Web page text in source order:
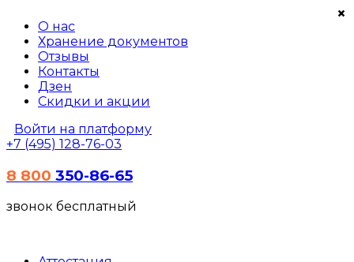
О нас
Хранение документов
Отзывы
Контакты
Дзен
Скидки и акции
Войти на платформу
+7 (495) 128-76-03
8 800 350-86-65
звонок бесплатный
×